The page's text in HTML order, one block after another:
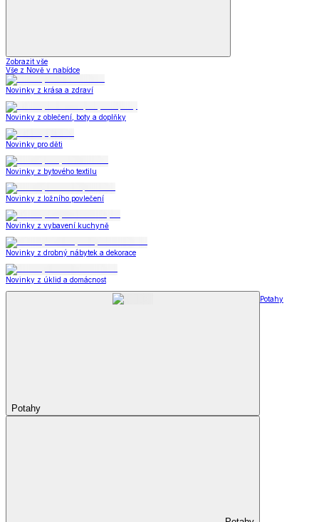
Zobrazit vše
Vše z Nově v nabídce
Novinky z krása a zdraví
Novinky z oblečení, boty a doplňky
Novinky pro děti
Novinky z bytového textilu
Novinky z ložního povlečení
Novinky z vybavení kuchyně
Novinky z drobný nábytek a dekorace
Novinky z úklid a domácnost
Potahy
Potahy